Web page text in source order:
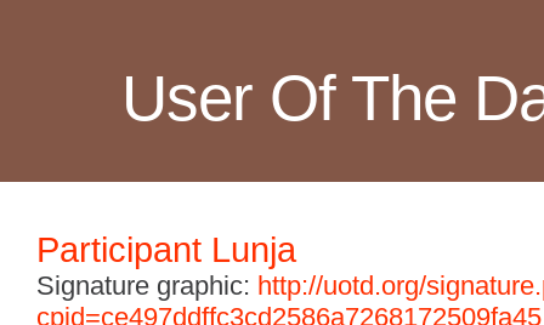
User Of The
Participant Lunja
Signature graphic: http://uotd.org/
cpid=ce497ddffc3cd2586a7268172509fa45